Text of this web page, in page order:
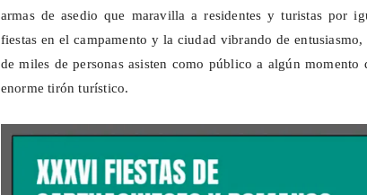
armas de asedio que maravilla a residentes y turistas por
fiestas en el campamento y la ciudad vibrando de
de miles de personas asisten como público a algún momento
enorme tirón turístico.